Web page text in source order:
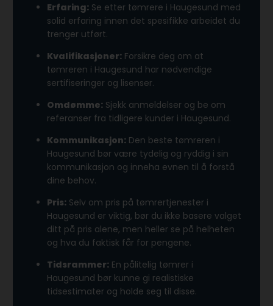
Erfaring: Se etter tømrere i Haugesund med
solid erfaring innen det spesifikke arbeidet du
trenger utført.
Kvalifikasjoner: Forsikre deg om at
tømreren i Haugesund har nødvendige
sertifiseringer og lisenser.
Omdømme: Sjekk anmeldelser og be om
referanser fra tidligere kunder i Haugesund.
Kommunikasjon: Den beste tømreren i
Haugesund bør være tydelig og ryddig i sin
kommunikasjon og inneha evnen til å forstå
dine behov.
Pris: Selv om pris på tømrertjenester i
Haugesund er viktig, bør du ikke basere valget
ditt på pris alene, men heller se på helheten
og hva du faktisk får for pengene.
Tidsrammer: En pålitelig tømrer i
Haugesund bør kunne gi realistiske
tidsestimater og holde seg til disse.